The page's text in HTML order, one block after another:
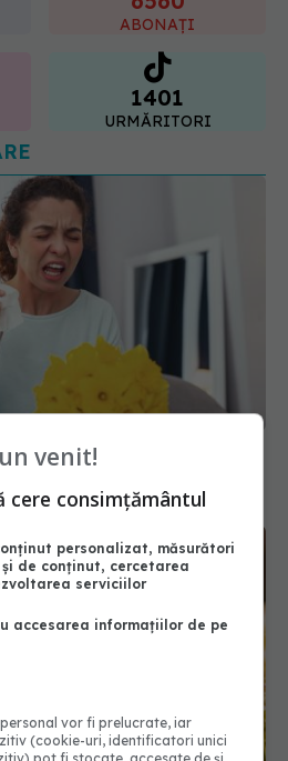
ABONAȚI
1401
URMĂRITORI
pentru alergia la
venit!
cere consimțământul
personalizat, măsurători
de conținut, cercetarea
serviciilor
accesarea informațiilor de pe
vor fi prelucrate, iar
(cookie-uri, identificatori unici